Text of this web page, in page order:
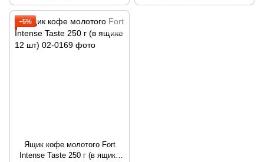
−5%
Ящик кофе молотого Fort
Intense Taste 250 г (в ящике